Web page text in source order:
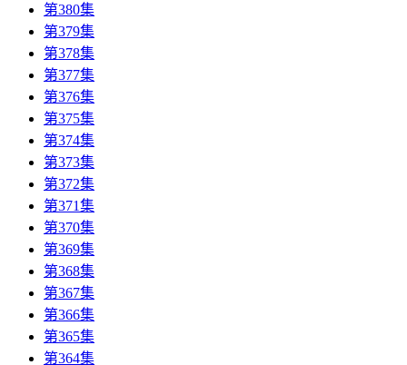
第380集
第379集
第378集
第377集
第376集
第375集
第374集
第373集
第372集
第371集
第370集
第369集
第368集
第367集
第366集
第365集
第364集